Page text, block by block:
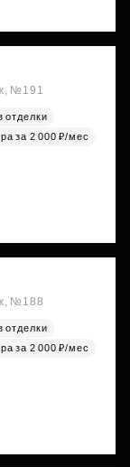
№191
отделки
за 2 000 ₽/мес
№188
отделки
за 2 000 ₽/мес